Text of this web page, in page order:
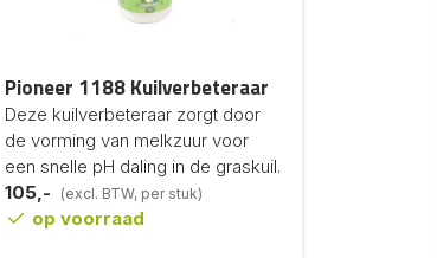
Pioneer 1188 Kuilverbeteraar
Deze kuilverbeteraar zorgt door
de vorming van melkzuur voor
een snelle pH daling in de graskuil.
105,-
(excl. BTW, per stuk)
op voorraad